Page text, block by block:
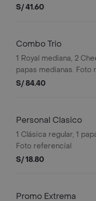
unidades. *Foto
S/ 41.60
Combo Trio
1 Royal mediana, 2
papas medianas. Foto
S/ 84.40
Personal Clasico
1 Clásica regular, 1
Foto referencial
S/ 18.80
Promo Extrema